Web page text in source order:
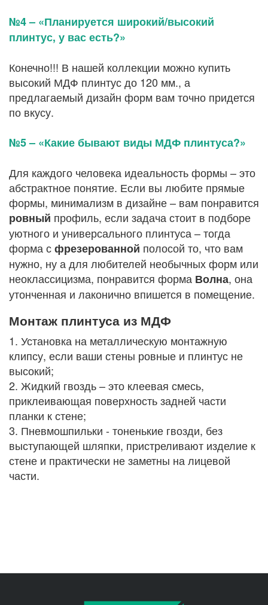
№4 – «Планируется широкий/высокий
плинтус, у вас есть?»
Конечно!!! В нашей коллекции можно купить
высокий МДФ плинтус до 120 мм., а
предлагаемый дизайн форм вам точно придется
по вкусу.
№5 – «Какие бывают виды МДФ плинтуса?»
Для каждого человека идеальность формы – это
абстрактное понятие. Если вы любите прямые
формы, минимализм в дизайне – вам понравится
ровный профиль, если задача стоит в подборе
уютного и универсального плинтуса – тогда
форма сфрезерованной полосой то, что вам
нужно, ну а для любителей необычных форм или
неоклассицизма, понравится форма Волна, она
утонченная и лаконично впишется в помещение.
Монтаж плинтуса из МДФ
1. Установка на металлическую монтажную
клипсу, если ваши стены ровные и плинтус не
высокий;
2. Жидкий гвоздь – это клеевая смесь,
приклеивающая поверхность задней части
планки к стене;
3. Пневмошпильки - тоненькие гвозди, без
выступающей шляпки, пристреливают изделие к
стене и практически не заметны на лицевой
части.